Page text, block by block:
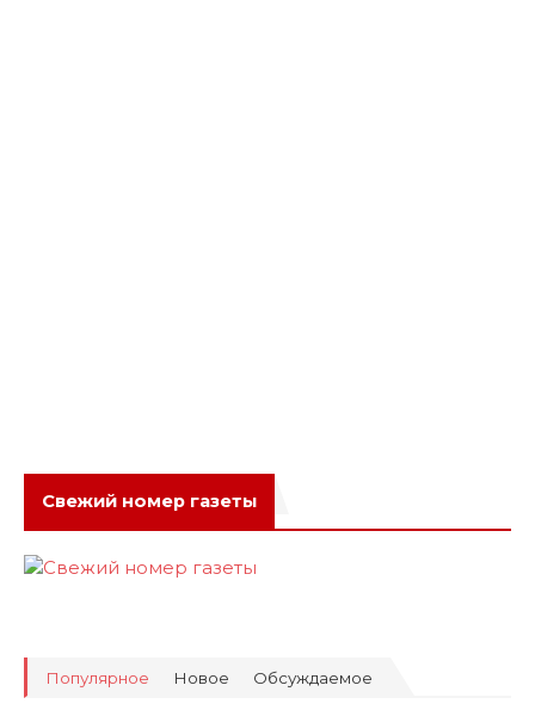
Свежий номер газеты
Популярное Новое Обсуждаемое